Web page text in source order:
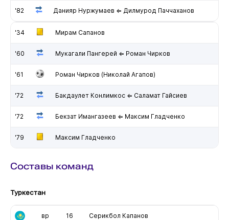
'82 Данияр Нуржумаев ⇐ Дилмурод Паччаханов
'34 Мирам Сапанов
'60 Мукагали Пангерей ⇐ Роман Чирков
'61 Роман Чирков (Николай Агапов)
'72 Бакдаулет Конлимкос ⇐ Саламат Гайсиев
'72 Бекзат Имангазеев ⇐ Максим Гладченко
'79 Максим Гладченко
Составы команд
Туркестан
вр 16 Серикбол Капанов